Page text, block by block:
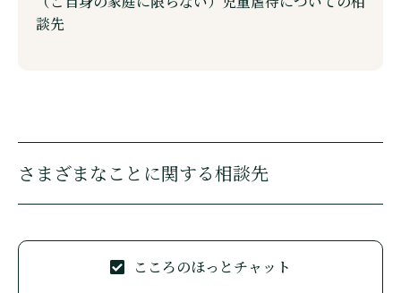
談先
さまざまなことに関する相談先
こころのほっとチャット